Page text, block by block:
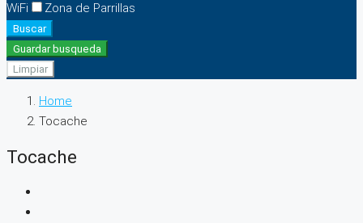
WiFi
Zona de Parrillas
Buscar
Guardar busqueda
Limpiar
Home
Tocache
Tocache